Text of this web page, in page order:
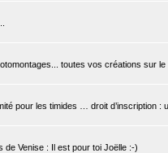
toutes vos créations sur le
pour les timides … droit d’inscription :
de Venise : Il est pour toi Joëlle :-)